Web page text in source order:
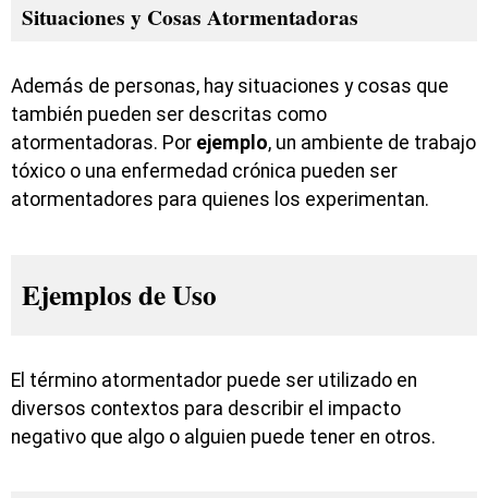
Situaciones y Cosas Atormentadoras
Además de personas, hay situaciones y cosas que
también pueden ser descritas como
atormentadoras. Por ejemplo, un ambiente de trabajo
tóxico o una enfermedad crónica pueden ser
atormentadores para quienes los experimentan.
Ejemplos de Uso
El término atormentador puede ser utilizado en
diversos contextos para describir el impacto
negativo que algo o alguien puede tener en otros.